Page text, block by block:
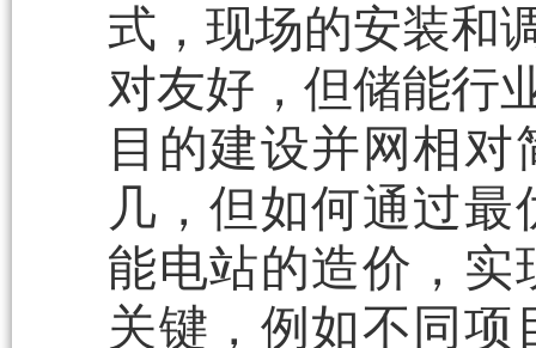
式，现场的安装和
对友好，但储能行
目的建设并网相
几，但如何通过
能电站的造价，实
关键，例如不同